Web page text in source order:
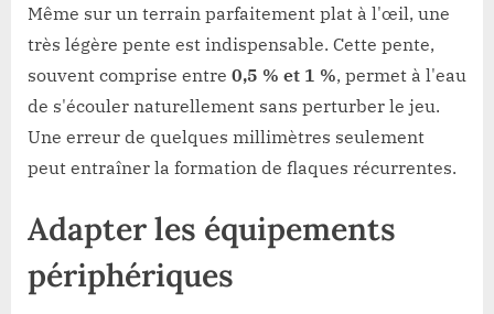
Même sur un terrain parfaitement plat à l'œil, une
très légère pente est indispensable. Cette pente,
souvent comprise entre 0,5 % et 1 %, permet à l'eau
de s'écouler naturellement sans perturber le jeu.
Une erreur de quelques millimètres seulement
peut entraîner la formation de flaques récurrentes.
Adapter les équipements
périphériques